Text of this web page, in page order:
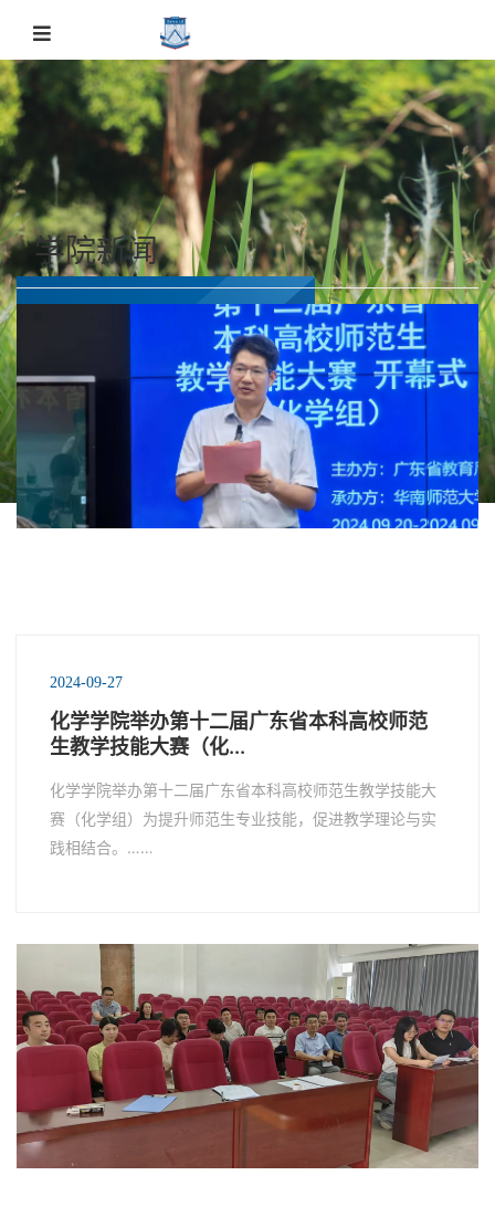
学院新闻
主页 学院新闻 学院新闻 正文
学院新闻
2024-09-27
化学学院举办第十二届广东省本科高校师范
生教学技能大赛（化...
化学学院举办第十二届广东省本科高校师范生教学技能大
赛（化学组）为提升师范生专业技能，促进教学理论与实
践相结合。……